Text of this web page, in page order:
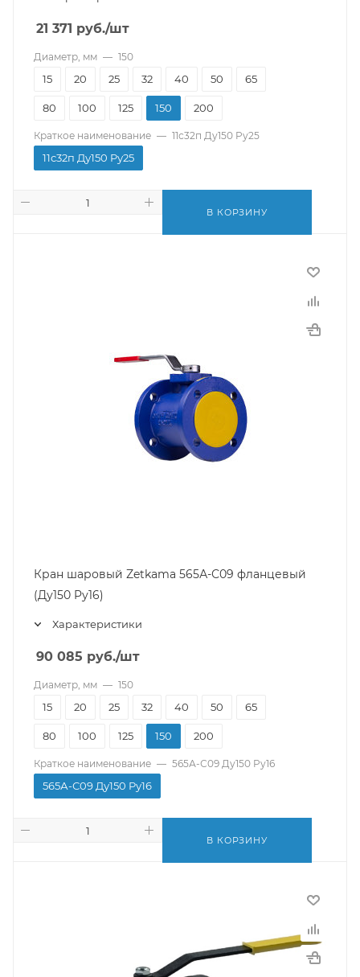
21 371 руб./шт
Диаметр, мм — 150
15 20 25 32 40 50 65
80 100 125 150 200
Краткое наименование — 11с32п Ду150 Pу25
11с32п Ду150 Pу25
В КОРЗИНУ
Кран шаровый Zetkama 565А-С09 фланцевый
(Ду150 Pу16)
Характеристики
90 085 руб./шт
Диаметр, мм — 150
15 20 25 32 40 50 65
80 100 125 150 200
Краткое наименование — 565А-С09 Ду150 Pу16
565А-С09 Ду150 Pу16
В КОРЗИНУ